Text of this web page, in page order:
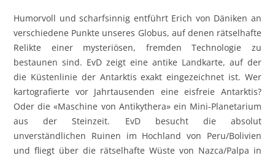
Humorvoll und scharfsinnig entführt Erich von Däniken an
verschiedene Punkte unseres Globus, auf denen rätselhafte
Relikte einer mysteriösen, fremden Technologie zu
bestaunen sind. EvD zeigt eine antike Landkarte, auf der
die Küstenlinie der Antarktis exakt eingezeichnet ist. Wer
kartografierte vor Jahrtausenden eine eisfreie Antarktis?
Oder die «Maschine von Antikythera» ein Mini-Planetarium
aus der Steinzeit. EvD besucht die absolut
unverständlichen Ruinen im Hochland von Peru/Bolivien
und fliegt über die rätselhafte Wüste von Nazca/Palpa in